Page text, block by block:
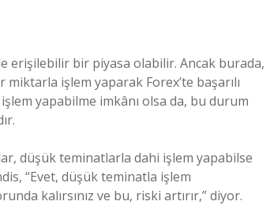
erişilebilir bir piyasa olabilir. Ancak burada,
işlem yaparak Forex’te başarılı
yapabilme imkânı olsa da, bu durum
düşük teminatlarla dahi işlem yapabilse
“Evet, düşük teminatla işlem
kalırsınız ve bu, riski artırır,” diyor.